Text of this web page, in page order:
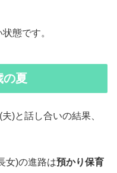
態です。
の夏
夫)と話し合いの結果、
女)の進路は預かり保育